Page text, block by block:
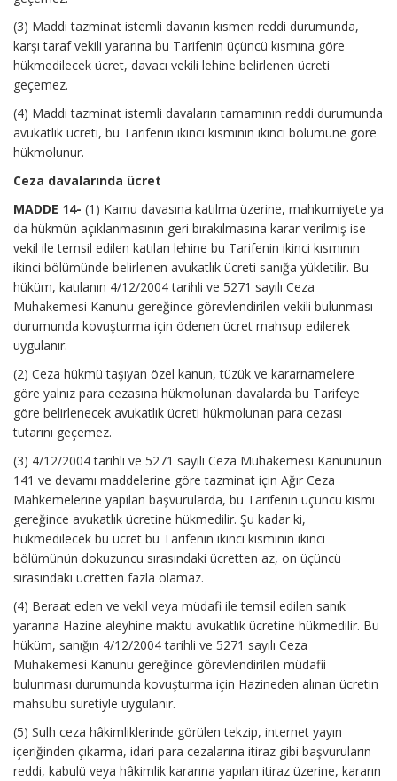
(3) Maddi tazminat istemli davanın kısmen reddi durumunda,
karşı taraf vekili yararına bu Tarifenin üçüncü kısmına göre
hükmedilecek ücret, davacı vekili lehine belirlenen ücreti
geçemez.
(4) Maddi tazminat istemli davaların tamamının reddi durumunda
avukatlık ücreti, bu Tarifenin ikinci kısmının ikinci bölümüne göre
hükmolunur.
Ceza davalarında ücret
MADDE 14- (1) Kamu davasına katılma üzerine, mahkumiyete ya
da hükmün açıklanmasının geri bırakılmasına karar verilmiş ise
vekil ile temsil edilen katılan lehine bu Tarifenin ikinci kısmının
ikinci bölümünde belirlenen avukatlık ücreti sanığa yükletilir. Bu
hüküm, katılanın 4/12/2004 tarihli ve 5271 sayılı Ceza
Muhakemesi Kanunu gereğince görevlendirilen vekili bulunması
durumunda kovuşturma için ödenen ücret mahsup edilerek
uygulanır.
(2) Ceza hükmü taşıyan özel kanun, tüzük ve kararnamelere
göre yalnız para cezasına hükmolunan davalarda bu Tarifeye
göre belirlenecek avukatlık ücreti hükmolunan para cezası
tutarını geçemez.
(3) 4/12/2004 tarihli ve 5271 sayılı Ceza Muhakemesi Kanununun
141 ve devamı maddelerine göre tazminat için Ağır Ceza
Mahkemelerine yapılan başvurularda, bu Tarifenin üçüncü kısmı
gereğince avukatlık ücretine hükmedilir. Şu kadar ki,
hükmedilecek bu ücret bu Tarifenin ikinci kısmının ikinci
bölümünün dokuzuncu sırasındaki ücretten az, on üçüncü
sırasındaki ücretten fazla olamaz.
(4) Beraat eden ve vekil veya müdafi ile temsil edilen sanık
yararına Hazine aleyhine maktu avukatlık ücretine hükmedilir. Bu
hüküm, sanığın 4/12/2004 tarihli ve 5271 sayılı Ceza
Muhakemesi Kanunu gereğince görevlendirilen müdafii
bulunması durumunda kovuşturma için Hazineden alınan ücretin
mahsubu suretiyle uygulanır.
(5) Sulh ceza hâkimliklerinde görülen tekzip, internet yayın
içeriğinden çıkarma, idari para cezalarına itiraz gibi başvuruların
reddi, kabulü veya hâkimlik kararına yapılan itiraz üzerine, kararın